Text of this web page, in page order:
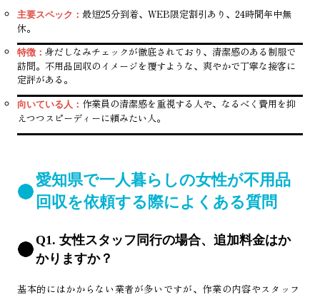
主要スペック： 最短25分到着、WEB限定割引あり、24時間年中無
休。
特徴： 身だしなみチェックが徹底されており、清潔感のある制服で
訪問。不用品回収のイメージを覆すような、爽やかで丁寧な接客に
定評がある。
向いている人： 作業員の清潔感を重視する人や、なるべく費用を抑
えつつスピーディーに頼みたい人。
愛知県で一人暮らしの女性が不用品
回収を依頼する際によくある質問
Q1. 女性スタッフ同行の場合、追加料金はか
かりますか？
基本的にはかからない業者が多いですが、作業の内容やスタッフ